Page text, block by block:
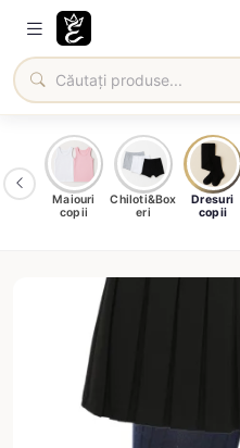
Maiouri
copii
Chiloti&Box
eri
Dresuri
copii